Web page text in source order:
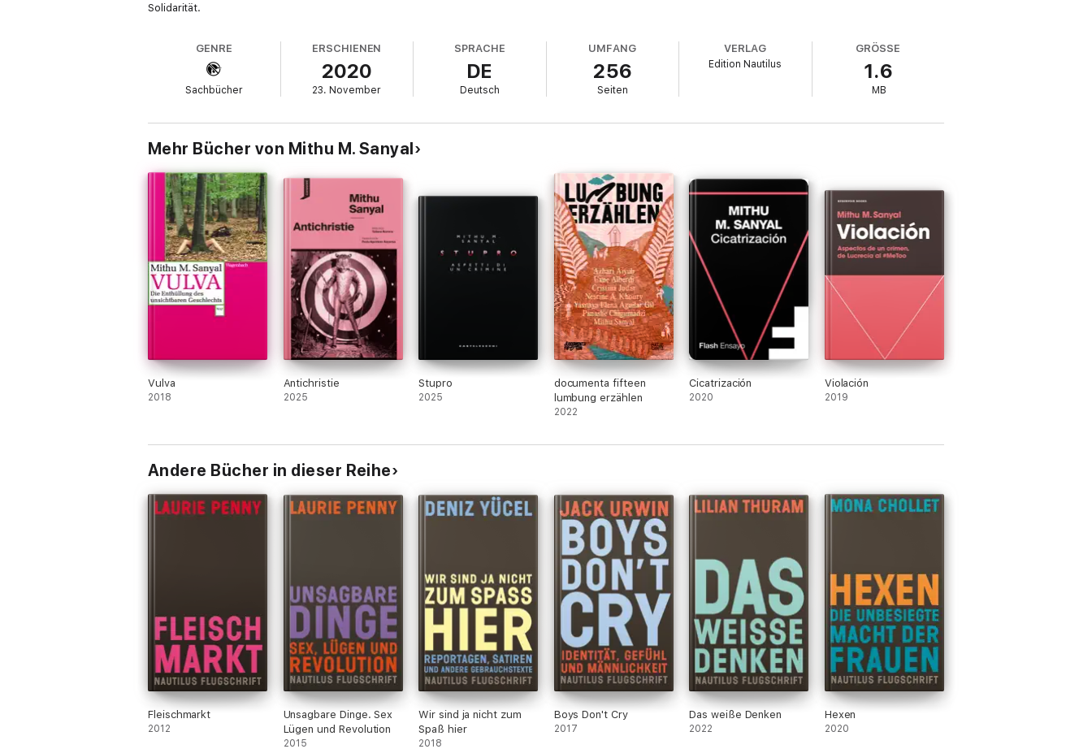
Solidarität.
GENRE
Sachbücher
ERSCHIENEN
2020
23. November
SPRACHE
DE
Deutsch
UMFANG
256
Seiten
VERLAG
Edition Nautilus
GRÖSSE
1.6
MB
Mehr Bücher von Mithu M. Sanyal
Vulva
2018
Antichristie
2025
Stupro
2025
documenta fifteen
lumbung erzählen
2022
Cicatrización
2020
Violación
2019
Andere Bücher in dieser Reihe
Fleischmarkt
2012
Unsagbare Dinge. Sex
Lügen und Revolution
2015
Wir sind ja nicht zum
Spaß hier
2018
Boys Don't Cry
2017
Das weiße Denken
2022
Hexen
2020